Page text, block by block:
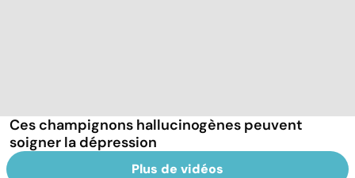
Ces champignons hallucinogènes peuvent
soigner la dépression
Plus de vidéos